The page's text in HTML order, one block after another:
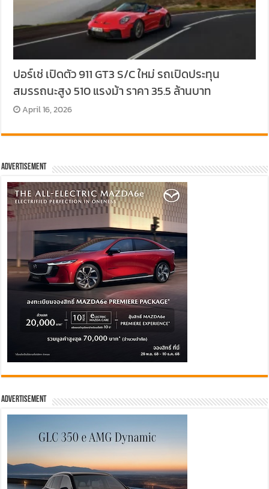
ปอร์เช่ เปิดตัว 911 GT3 S/C ใหม่ รถเปิดประทุน
สมรรถนะสูง 510 แรงม้า ราคา 35.5 ล้านบาท
April 16, 2026
Advertisement
Advertisement